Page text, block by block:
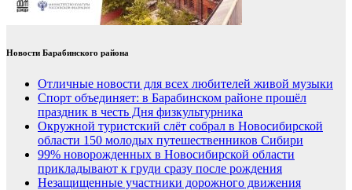
Новости Барабинского района
Отличные новости для всех любителей живой музыки
Спорт объединяет: в Барабинском районе прошёл
праздник в честь Дня физкультурника
Окружной туристский слёт собрал в Новосибирской
области 150 молодых путешественников Сибири
99% новорожденных в Новосибирской области
прикладывают к груди сразу после рождения
Незащищенные участники дорожного движения